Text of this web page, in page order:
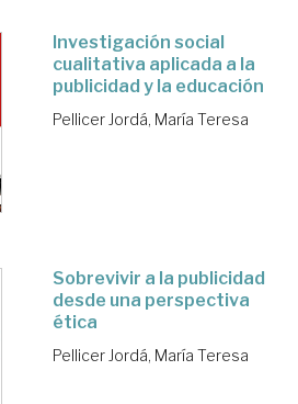
Investigación social
cualitativa aplicada a la
publicidad y la educación
Pellicer Jordá, María Teresa
Sobrevivir a la publicidad
desde una perspectiva
ética
Pellicer Jordá, María Teresa